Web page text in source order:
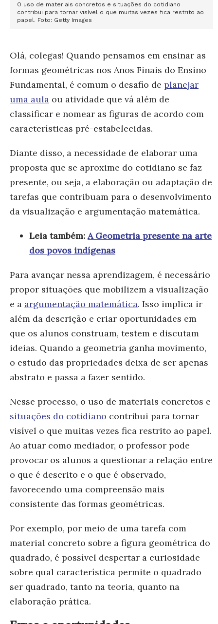
O uso de materiais concretos e situações do cotidiano
contribui para tornar visível o que muitas vezes fica restrito ao
papel. Foto: Getty Images
Olá, colegas! Quando pensamos em ensinar as
formas geométricas nos Anos Finais do Ensino
Fundamental, é comum o desafio de planejar
uma aula ou atividade que vá além de
classificar e nomear as figuras de acordo com
características pré-estabelecidas.
Diante disso, a necessidade de elaborar uma
proposta que se aproxime do cotidiano se faz
presente, ou seja, a elaboração ou adaptação de
tarefas que contribuam para o desenvolvimento
da visualização e argumentação matemática.
Leia também: A Geometria presente na arte
dos povos indígenas
Para avançar nessa aprendizagem, é necessário
propor situações que mobilizem a visualização
e a argumentação matemática. Isso implica ir
além da descrição e criar oportunidades em
que os alunos construam, testem e discutam
ideias. Quando a geometria ganha movimento,
o estudo das propriedades deixa de ser apenas
abstrato e passa a fazer sentido.
Nesse processo, o uso de materiais concretos e
situações do cotidiano contribui para tornar
visível o que muitas vezes fica restrito ao papel.
Ao atuar como mediador, o professor pode
provocar os alunos a questionar a relação entre
o que é descrito e o que é observado,
favorecendo uma compreensão mais
consistente das formas geométricas.
Por exemplo, por meio de uma tarefa com
material concreto sobre a figura geométrica do
quadrado, é possível despertar a curiosidade
sobre qual característica permite o quadrado
ser quadrado, tanto na teoria, quanto na
elaboração prática.